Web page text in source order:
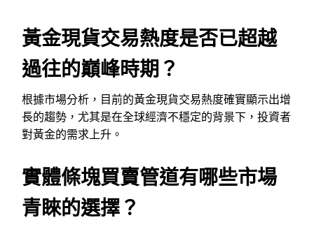
黃金現貨交易熱度是否已超越
過往的巔峰時期？
根據市場分析，目前的黃金現貨交易熱度確實顯示出增
長的趨勢，尤其是在全球經濟不穩定的背景下，投資者
對黃金的需求上升。
實體條塊買賣管道有哪些市場
青睞的選擇？